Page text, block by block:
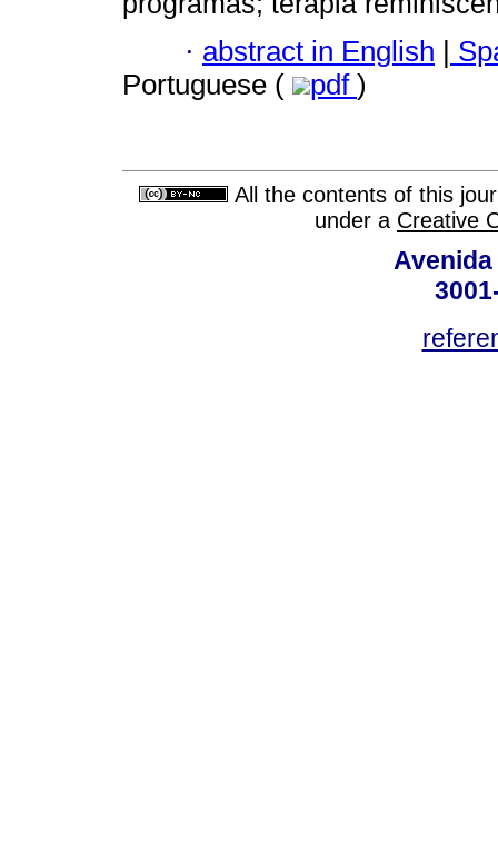
· abstract in English |
Portuguese (
pdf )
All the contents of this
under a Creative